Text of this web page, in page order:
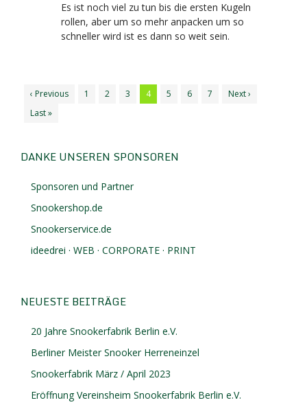
Es ist noch viel zu tun bis die ersten Kugeln
rollen, aber um so mehr anpacken um so
schneller wird ist es dann so weit sein.
‹ Previous 1 2 3 4 5 6 7
Next ›
Last »
DANKE UNSEREN SPONSOREN
Sponsoren und Partner
Snookershop.de
Snookerservice.de
ideedrei · WEB · CORPORATE · PRINT
NEUESTE BEITRÄGE
20 Jahre Snookerfabrik Berlin e.V.
Berliner Meister Snooker Herreneinzel
Snookerfabrik März / April 2023
Eröffnung Vereinsheim Snookerfabrik Berlin e.V.